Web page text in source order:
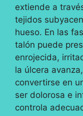
extiende a
tejidos
hueso. En las
talón puede
enrojecida,
la úlcera
convertirse en
ser dolorosa e
controla